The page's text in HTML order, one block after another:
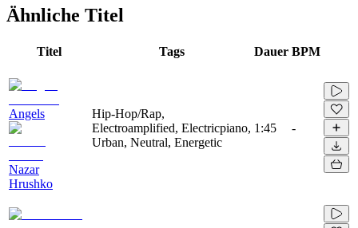
Ähnliche Titel
Titel Tags Dauer BPM
Angels
Nazar
Hrushko
Hip-Hop/Rap,
Electroamplified, Electricpiano,
Urban, Neutral, Energetic
1:45 -